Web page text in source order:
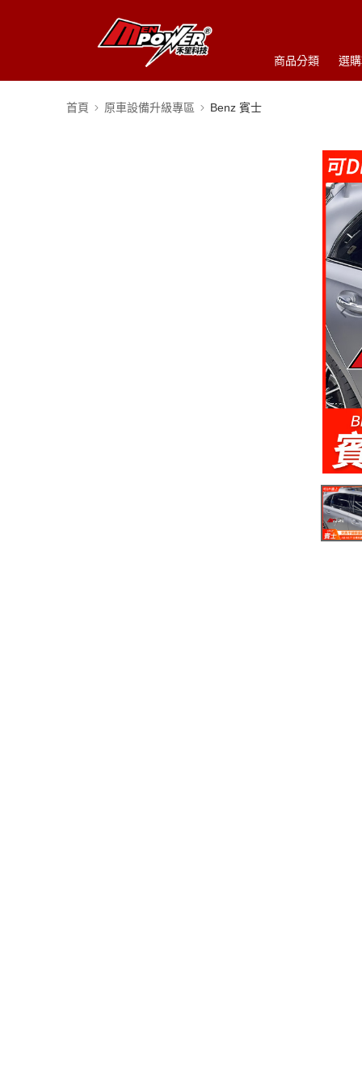
商品分類 選
首頁 原車設備升級專區 Benz 賓士